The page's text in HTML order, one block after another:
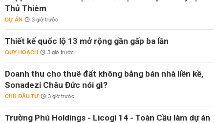
Thủ Thiêm
DỰ ÁN 3 giờ trước
Thiết kế quốc lộ 13 mở rộng gần gấp ba lần
QUY HOẠCH 3 giờ trước
Doanh thu cho thuê đất không bằng bán nhà liền kề,
Sonadezi Châu Đức nói gì?
CHỦ ĐẦU TƯ 3 giờ trước
Trường Phú Holdings - Licogi 14 - Toàn Cầu làm dự án